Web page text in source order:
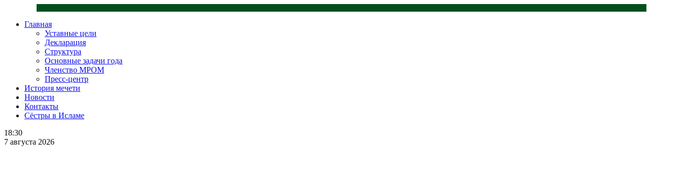
Главная
Уставные цели
Декларация
Структура
Основные задачи года
Членство МРОМ
Пресс-центр
История мечети
Новости
Контакты
Сёстры в Исламе
18:30
7 августа 2026